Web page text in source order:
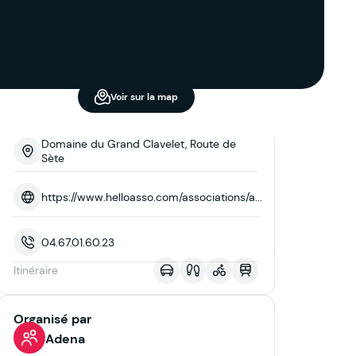
Voir sur la map
Domaine du Grand Clavelet, Route de
Sète
https://www.helloasso.com/associations/a...
04.67.01.60.23
Itinéraire
Organisé par
Adena